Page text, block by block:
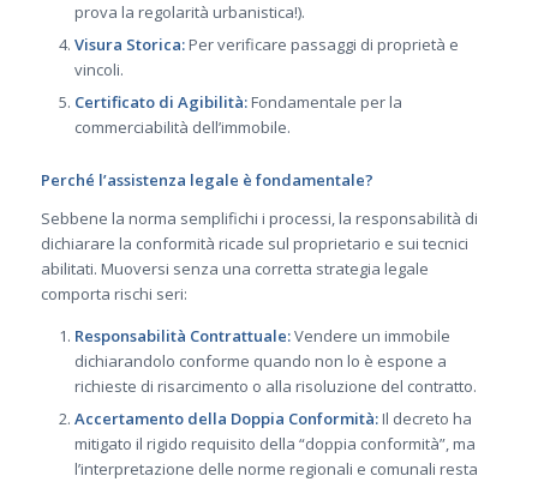
prova la regolarità urbanistica!).
Visura Storica:Per verificare passaggi di proprietà e
vincoli.
Certificato di Agibilità:Fondamentale per la
commerciabilità dell’immobile.
Perché l’assistenza legale è fondamentale?
Sebbene la norma semplifichi i processi, la responsabilità di
dichiarare la conformità ricade sul proprietario e sui tecnici
abilitati. Muoversi senza una corretta strategia legale
comporta rischi seri:
Responsabilità Contrattuale:Vendere un immobile
dichiarandolo conforme quando non lo è espone a
richieste di risarcimento o alla risoluzione del contratto.
Accertamento della Doppia Conformità:Il decreto ha
mitigato il rigido requisito della “doppia conformità”, ma
l’interpretazione delle norme regionali e comunali resta